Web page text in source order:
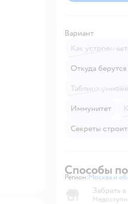
Вариант
Как устроен
Откуда
Таблица
Иммунитет
Секреты
Способы
Регион:Москва и
Забрать